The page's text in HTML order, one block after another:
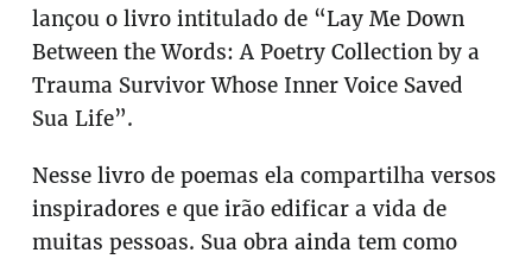
lançou o livro intitulado de “Lay Me Down
Between the Words: A Poetry Collection by a
Trauma Survivor Whose Inner Voice Saved
Sua Life”.
Nesse livro de poemas ela compartilha versos
inspiradores e que irão edificar a vida de
muitas pessoas. Sua obra ainda tem como